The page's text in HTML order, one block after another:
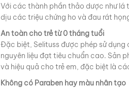
Với các thành phần thảo dược như lá
dịu các triệu chứng ho và đau rát
An toàn cho trẻ từ 0 tháng tuổi
Đặc biệt, Selituss được phép sử
nguyên liệu đạt tiêu chuẩn cao. Sản
và hiệu quả cho trẻ em, đặc biệt là
Không có Paraben hay màu nhân tạo